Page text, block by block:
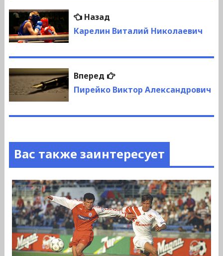
Навигация
по
записям
НазадПредыдущая
запись:
Карелин Виталий Николаевич
Вперед
Следующая
запись:
Пирейко Виктор Александрович
Вас также заинтересует